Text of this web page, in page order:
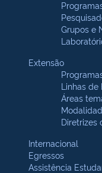
Grupos e
Extensão
Linhas de
Áreas
Diretrizes
Internacional
Egressos
Assistência